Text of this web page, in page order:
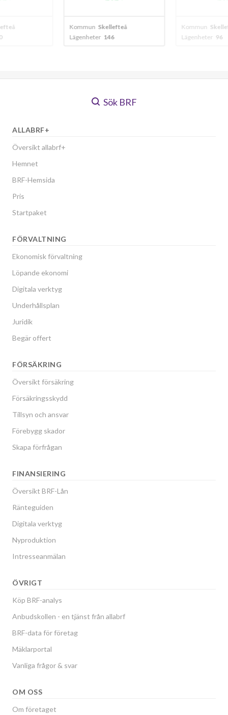
Kommun Skellefteå
Lägenheter 146
Kommun
Lägenheter 96
Sök BRF
ALLABRF+
Översikt allabrf+
Hemnet
BRF-Hemsida
Pris
Startpaket
FÖRVALTNING
Ekonomisk förvaltning
Löpande ekonomi
Digitala verktyg
Underhållsplan
Juridik
Begär offert
FÖRSÄKRING
Översikt försäkring
Försäkringsskydd
Tillsyn och ansvar
Förebygg skador
Skapa förfrågan
FINANSIERING
Översikt BRF-Lån
Ränteguiden
Digitala verktyg
Nyproduktion
Intresseanmälan
ÖVRIGT
Köp BRF-analys
Anbudskollen - en tjänst från allabrf
BRF-data för företag
Mäklarportal
Vanliga frågor & svar
OM OSS
Om företaget